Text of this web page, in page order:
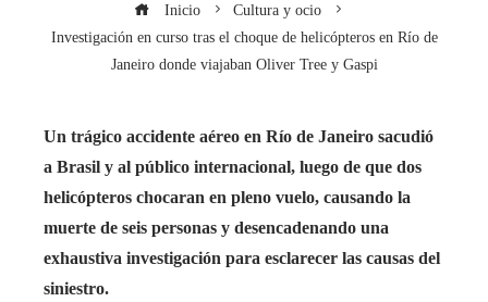
Inicio
Cultura y ocio
Investigación en curso tras el choque de helicópteros en Río de
Janeiro donde viajaban Oliver Tree y Gaspi
Un trágico accidente aéreo en Río de Janeiro sacudió
a Brasil y al público internacional, luego de que dos
helicópteros chocaran en pleno vuelo, causando la
muerte de seis personas y desencadenando una
exhaustiva investigación para esclarecer las causas del
siniestro.